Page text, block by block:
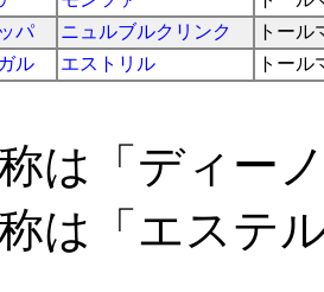
パ ニュルブルクリンク
トール
ル エストリル トール
は「ディー
は「エステ